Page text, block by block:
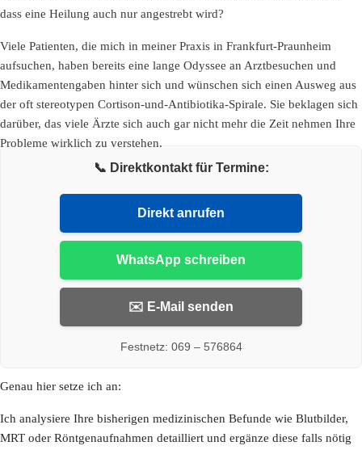
dass eine Heilung auch nur angestrebt wird?
Viele Patienten, die mich in meiner Praxis in Frankfurt-Praunheim
aufsuchen, haben bereits eine lange Odyssee an Arztbesuchen und
Medikamentengaben hinter sich und wünschen sich einen Ausweg aus
der oft stereotypen Cortison-und-Antibiotika-Spirale. Sie beklagen sich
darüber, das viele Ärzte sich auch gar nicht mehr die Zeit nehmen Ihre
Probleme wirklich zu verstehen.
📞 Direktkontakt für Termine:
Direkt anrufen
WhatsApp schreiben
✉️ E-Mail senden
Festnetz: 069 – 576864
Genau hier setze ich an:
Ich analysiere Ihre bisherigen medizinischen Befunde wie Blutbilder,
MRT oder Röntgenaufnahmen detailliert und ergänze diese falls nötig